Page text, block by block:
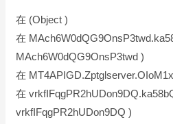
在 (Object )
在
MAch6W0dQG9OnsP3twd )
在
在
vrkfIFqgPR2hUDon9DQ )